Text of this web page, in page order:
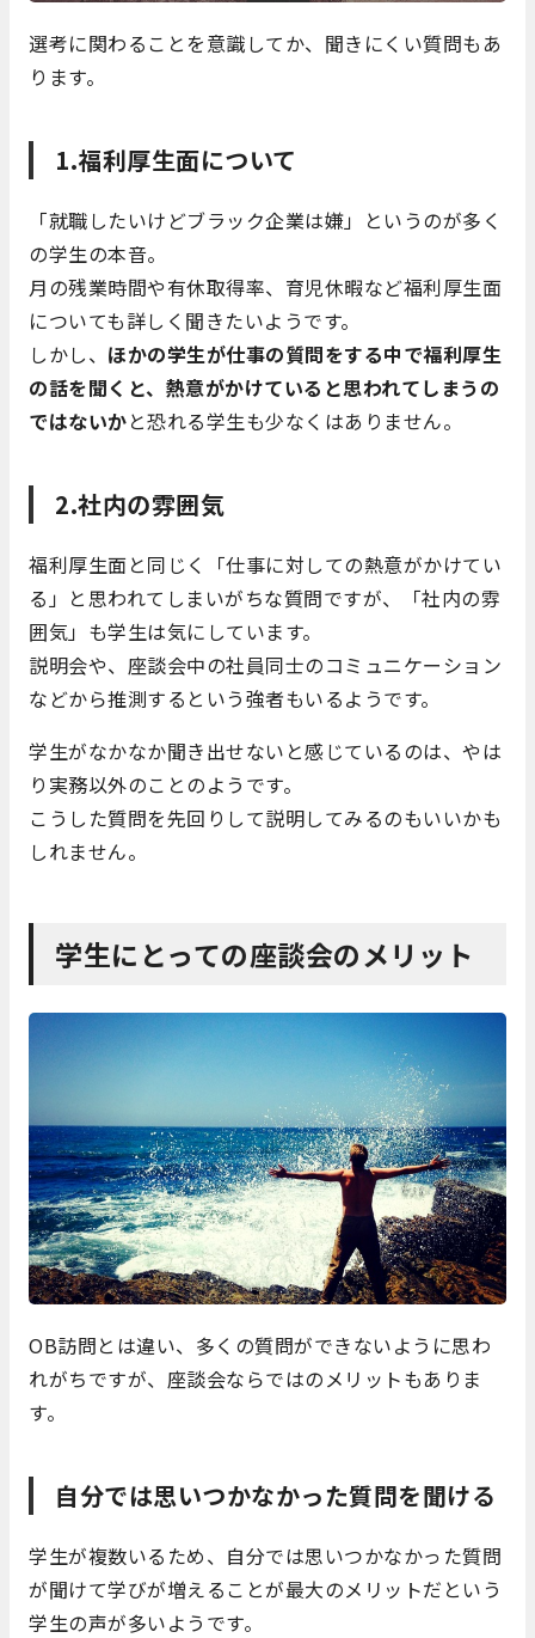
選考に関わることを意識してか、聞きにくい質問もあ
ります。
1.福利厚生面について
「就職したいけどブラック企業は嫌」というのが多く
の学生の本音。
月の残業時間や有休取得率、育児休暇など福利厚生面
についても詳しく聞きたいようです。
しかし、 ほかの学生が仕事の質問をする中で福利厚生
の話を聞くと、熱意がかけていると思われてしまうの
ではないかと恐れる学生も少なくはありません。
2.社内の雰囲気
福利厚生面と同じく「仕事に対しての熱意がかけてい
る」と思われてしまいがちな質問ですが、「社内の雰
囲気」も学生は気にしています。
説明会や、座談会中の社員同士のコミュニケーション
などから推測するという強者もいるようです。
学生がなかなか聞き出せないと感じているのは、やは
り実務以外のことのようです。
こうした質問を先回りして説明してみるのもいいかも
しれません。
学生にとっての座談会のメリット
OB訪問とは違い、多くの質問ができないように思わ
れがちですが、座談会ならではのメリットもありま
す。
自分では思いつかなかった質問を聞ける
学生が複数いるため、自分では思いつかなかった質問
が聞けて学びが増えることが最大のメリットだという
学生の声が多いようです。